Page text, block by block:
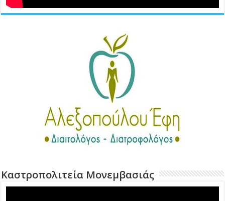
Καστροπολιτεία Μονεμβασιάς